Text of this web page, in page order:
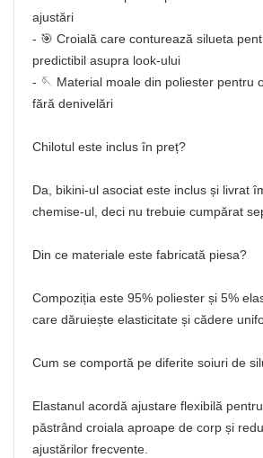
ajustări
- 🎯 Croială care conturează silueta
predictibil asupra look‑ului
- 🪡 Material moale din poliester pentru
fără denivelări
Chilotul este inclus în preț?
Da, bikini-ul asociat este inclus și livrat
chemise‑ul, deci nu trebuie cumpărat
Din ce materiale este fabricată piesa?
Compoziția este 95% poliester și 5%
care dăruiește elasticitate și cădere
Cum se comportă pe diferite soiuri de
Elastanul acordă ajustare flexibilă
păstrând croiala aproape de corp și
ajustărilor frecvente.